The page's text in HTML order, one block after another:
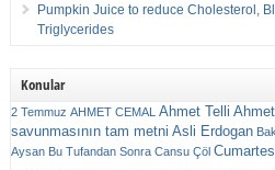
Pumpkin Juice to reduce Cholesterol,
Triglycerides
Konular
2 Temmuz AHMET CEMAL Ahmet Telli
savunmasının tam metni Asli Erdogan
Aysan Bu Tufandan Sonra Cansu Çöl